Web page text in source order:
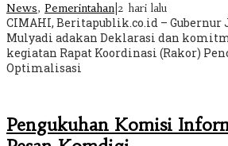
News, Pemerintahan 2 hari lalu
CIMAHI, Beritapublik.co.id – Gubernur
Mulyadi adakan Deklarasi dan
kegiatan Rapat Koordinasi (Rakor)
Optimalisasi
Pengukuhan Komisi